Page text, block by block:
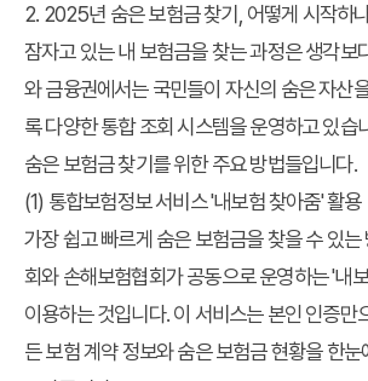
2. 2025년 숨은 보험금 찾기, 어떻게 시작하
잠자고 있는 내 보험금을 찾는 과정은 생각보
와 금융권에서는 국민들이 자신의 숨은 자산
록 다양한 통합 조회 시스템을 운영하고 있습
숨은 보험금 찾기 를 위한 주요 방법들입니다.
(1) 통합보험정보 서비스 '내보험 찾아줌' 활용
가장 쉽고 빠르게 숨은 보험금을 찾을 수 있
회와 손해보험협회가 공동으로 운영하는 '내
이용하는 것입니다. 이 서비스는 본인 인증만
든 보험 계약 정보와 숨은 보험금 현황을 한